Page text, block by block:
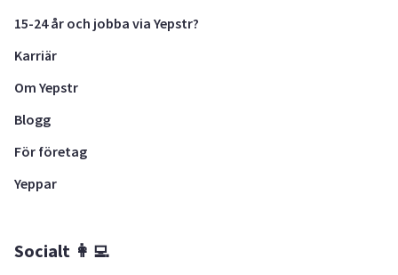
15-24 år och jobba via Yepstr?
Karriär
Om Yepstr
Blogg
För företag
Yeppar
Socialt 👩‍💻